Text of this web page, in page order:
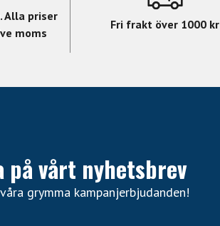
Alla priser
moms
Fri frakt över 1000 kr
på vårt nyhetsbrev
grymma kampanjerbjudanden!